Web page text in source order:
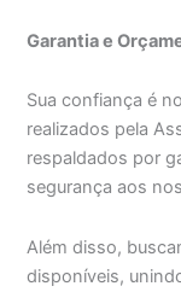
Garantia e
Sua confiança é
realizados pela
respaldados por
segurança aos
Além disso,
disponíveis,